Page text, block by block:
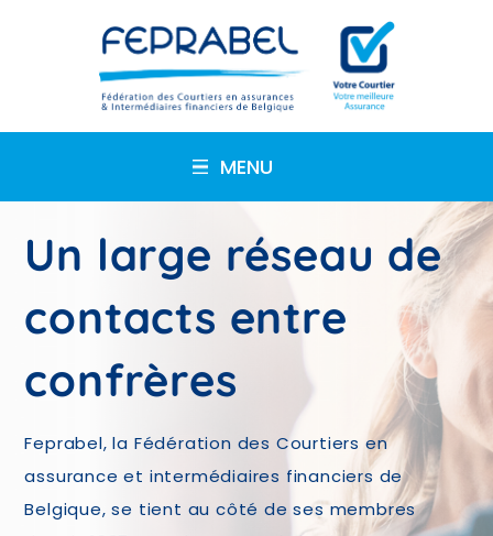
MENU
Un large réseau de
contacts entre
confrères
Feprabel, la Fédération des Courtiers en
assurance et intermédiaires financiers de
Belgique, se tient au côté de ses membres